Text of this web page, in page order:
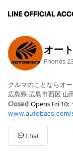
オー
Friends
クルマのことならオ
広島県 広島市西区 山
Closed Opens Fri 10:
Sun10:00 - 19:30
Mon10: - 19:30
Tue10: - 19:30
Wed10: - 19:30
Chat